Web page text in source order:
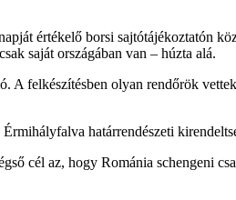
értékelő borsi sajtótájékoztatón
saját országában van – húzta alá.
felkészítésben olyan rendőrök
határrendészeti
cél az, hogy Románia schengeni